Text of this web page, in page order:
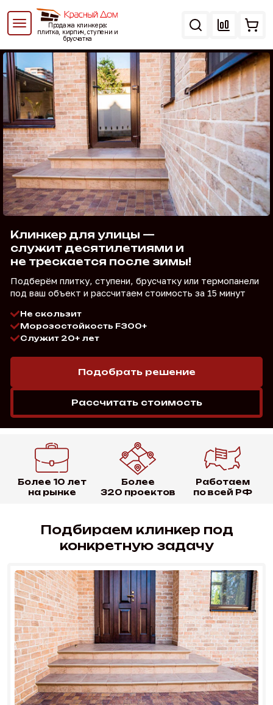
Перейти
основному
содержанию
Продажа клинкера:
плитка, кирпич, ступени и
брусчатка
Клинкер для улицы —
служит десятилетиями и
не трескается после зимы!
Подберём плитку, ступени, брусчатку или термопанели
под ваш объект и рассчитаем стоимость за 15 минут
Не скользит
Морозостойкость F300+
Служит 20+ лет
Подобрать решение
Рассчитать стоимость
Более 10 лет
на рынке
Более
320 проектов
Работаем
по всей РФ
Подбираем клинкер под
конкретную задачу